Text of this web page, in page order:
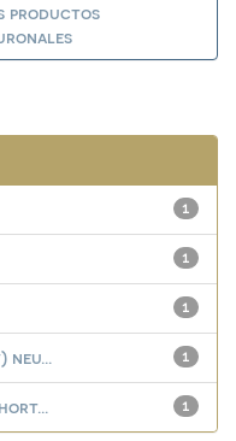
productos
1
1
1
1
neu...
1